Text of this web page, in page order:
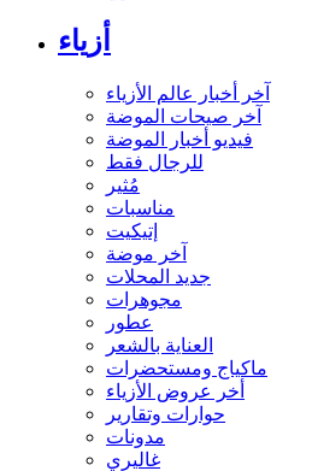
أزياء
آخر أخبار عالم الأزياء
آخر صيحات الموضة
فيديو أخبار الموضة
للرجال فقط
مُثير
مناسبات
إتيكيت
آخر موضة
جديد المحلات
مجوهرات
عطور
العناية بالشعر
ماكياج ومستحضرات
أخر عروض الأزياء
حوارات وتقارير
مدونات
غاليري